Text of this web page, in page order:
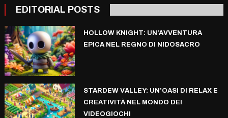
EDITORIAL POSTS
HOLLOW KNIGHT: UN’AVVENTURA
EPICA NEL REGNO DI NIDOSACRO
STARDEW VALLEY: UN’OASI DI RELAX E
CREATIVITÀ NEL MONDO DEI
VIDEOGIOCHI